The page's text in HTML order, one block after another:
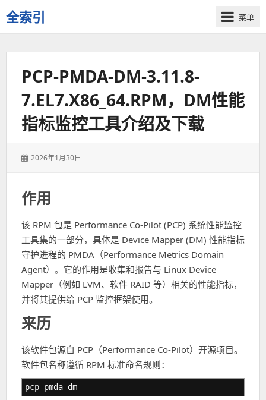
全索引
一
些
菜单
PCP-PMDA-DM-3.11.8-
7.EL7.X86_64.RPM，DM性能
指标监控工具介绍及下载
发
2026年1月30日
作用
该 RPM 包是 Performance Co-Pilot (PCP) 系统性能监控
工具集的一部分，具体是 Device Mapper (DM) 性能指标
守护进程的 PMDA（Performance Metrics Domain
Agent）。它的作用是收集和报告与 Linux Device
Mapper（例如 LVM、软件 RAID 等）相关的性能指标，
并将其提供给 PCP 监控框架使用。
来历
该软件包源自 PCP（Performance Co-Pilot）开源项目。
软件包名称遵循 RPM 标准命名规则：
pcp-pmda-dm